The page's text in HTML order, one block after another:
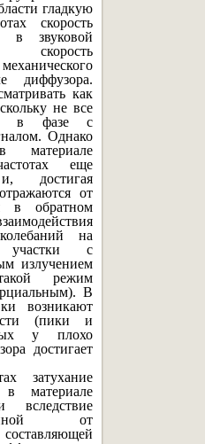
гладкую
скорость
в звуковой
скорость
диффузора.
как
не все
в фазе с
Однако
материале
еще
достигая
от
в обратном
на
участки с
излучением
режим
В
возникают
(пики и
у плохо
достигает
затухание
в материале
вследствие
от